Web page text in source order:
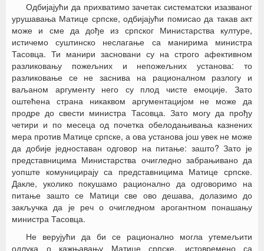
Одбијајући да прихватимо зачетак систематски изазваног
урушавања Матице српске, одбијајући помисао да такав акт
може и сме да дође из српског Министарства културе,
истичемо суштинско неслагање са манирима министра
Тасовца. Ти манири засновани су на строго афективном
разликовању пожељних и непожељних установа: то
разликовање се не заснива на рационалном разлогу и
ваљаном аргументу него су плод чисте емоције. Зато
оштећена страна никаквом аргументацијом не може да
продре до свести министра Тасовца. Зато могу да прођу
четири и по месеца од почетка обелодањивања казнених
мера против Матице српске, а ова установа још увек не може
да добије једноставан одговор на питање: зашто? Зато је
представницима Министарства очигледно забрањивано да
уопште комуницирају са представницима Матице српске.
Дакле, уколико покушамо рационално да одговоримо на
питање зашто се Матици све ово дешава, долазимо до
закључка да је реч о очигледном арогантном понашању
министра Тасовца.
Не верујући да би се рационално могла утемељити
одлука о кажњавању Матице српске, истовремено са